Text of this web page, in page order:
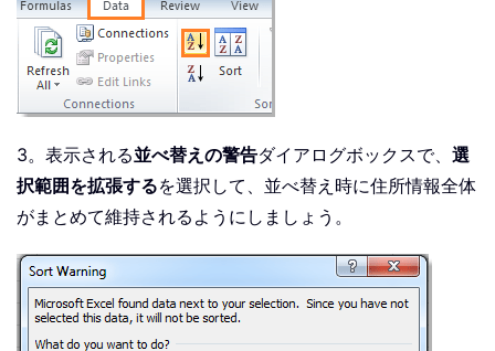
3。表示される並べ替えの警告ダイアログボックスで、 選
択範囲を拡張するを選択して、並べ替え時に住所情報全体
がまとめて維持されるようにしましょう。